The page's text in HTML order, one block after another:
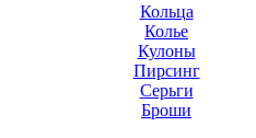
Кольца
Колье
Кулоны
Пирсинг
Серьги
Броши